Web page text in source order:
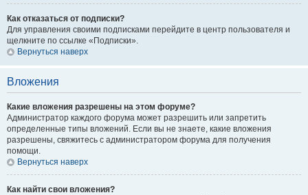
Как отказаться от подписки?
Для управления своими подписками перейдите в центр пользователя и
щелкните по ссылке «Подписки».
Вернуться наверх
Вложения
Какие вложения разрешены на этом форуме?
Администратор каждого форума может разрешить или запретить
определенные типы вложений. Если вы не знаете, какие вложения
разрешены, свяжитесь с администратором форума для получения
помощи.
Вернуться наверх
Как найти свои вложения?